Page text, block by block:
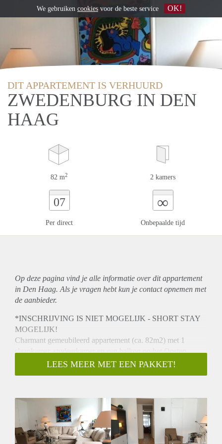
DIT APPARTEMENT IS VERHUURD
ZWEDENBURG IN DEN
HAAG
82 m2 2 kamers
07
Per direct
∞
Onbepaalde tijd
Op deze pagina vind je alle informatie over ditappartement
in Den Haag. Als je vragen hebt kun je contact opnemen met
de aanbieder.
*INSCHRIJVING IS NIET MOGELIJK - SHORT STAY
MOGELIJK!
Charmant gemeubileerd appartement (ca. 82m2) met 1
slaapkamer, studeerkamer en een balkon op het Oosten.
Gelegen in de zeer centrale wijk Mariahoeve.
OMSCHRIJVING
Entree woning, ruime overloop met inbouwkasten geeft
toegang tot alle vertrekken. De woonkamer met
aangrenzende eetkamer heeft een balkon gelegen op het
Oosten. Er is een afgesloten moderne keuken met combi-
LEES MEER MET EEN PAKKET!
We gebruiken cookies voor de beste service OK!